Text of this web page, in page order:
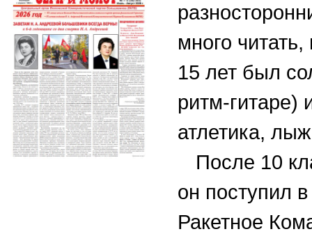
много читать,
15 лет был
ритм-гитаре)
атлетика,
После 10
он поступил
Ракетное